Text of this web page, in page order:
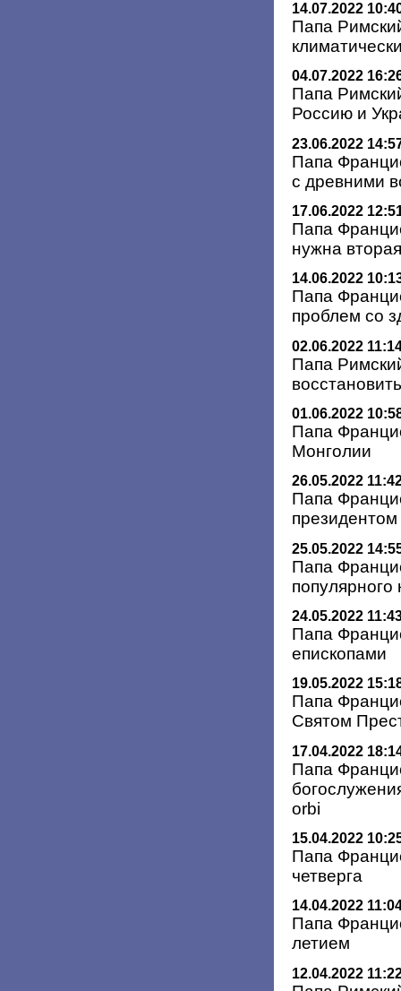
14.07.2022
Папа
04.07.2022
Папа
Россию и
23.06.2022
Папа
с древними
17.06.2022
Папа
нужна
14.06.2022
Папа
проблем со
02.06.2022
Папа
01.06.2022
Папа
Монголии
26.05.2022
Папа
25.05.2022
Папа
популярного
24.05.2022
Папа
епископами
19.05.2022
Папа
Святом
17.04.2022
Папа
orbi
15.04.2022
Папа
четверга
14.04.2022
Папа
летием
12.04.2022